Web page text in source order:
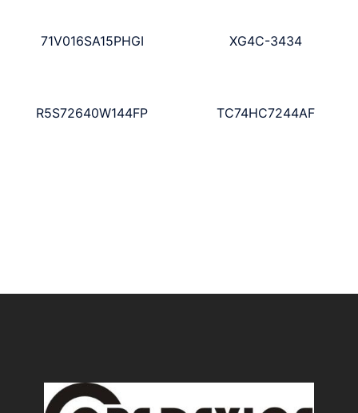
71V016SA15PHGI XG4C-3434
R5S72640W144FP TC74HC7244AF